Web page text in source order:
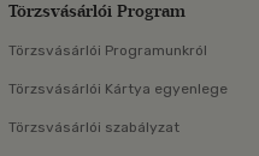
Törzsvásárlói Program
Törzsvásárlói Programunkról
Törzsvásárlói Kártya egyenlege
Törzsvásárlói szabályzat